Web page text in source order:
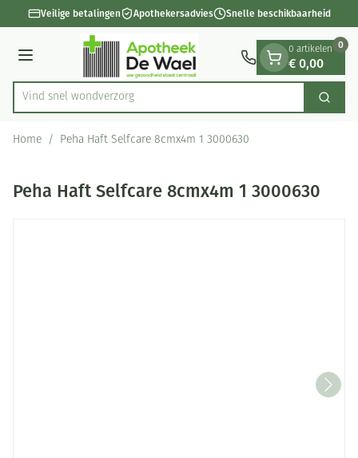
Ga naar de inhoud
1 van 1Veilige betalingen Apothekersadvies Snelle beschikbaarheid
Menu
Product, merk, categorie...
Vind snel wo Zoek
0 artikelen
€ 0,00
0
Home / Peha Haft Selfcare 8cmx4m 1 3000630
Peha Haft Selfcare 8cmx4m 1 3000630